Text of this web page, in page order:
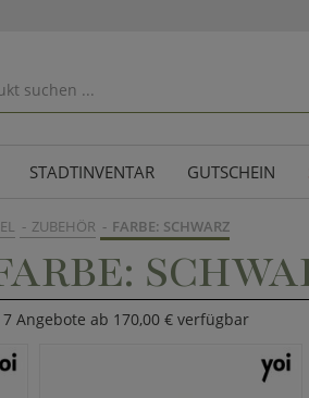
STADTINVENTAR GUTSCHEIN
ZUBEHÖR FARBE: SCHWARZ
Angebote ab 170,00 € verfügbar